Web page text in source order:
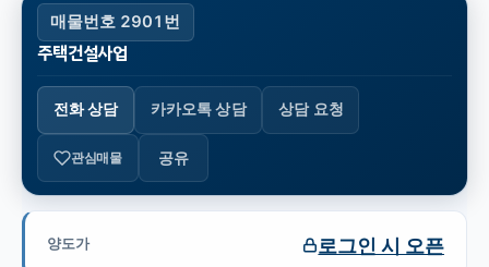
매물번호 2901번
주택건설사업
전화 상담 카카오톡 상담 상담 요청
관심매물 공유
양도가 로그인 시 오픈